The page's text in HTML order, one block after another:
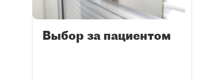
Выбор за пациентом